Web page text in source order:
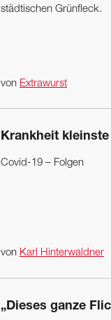
städtischen Grünfleck.
von Extrawurst
Krankheit kleinste
Covid-19 – Folgen
von Karl Hinterwaldner
„Dieses ganze